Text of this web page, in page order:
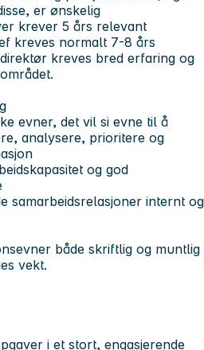
er ønskelig
krever 5 års relevant
kreves normalt 7-8 års
kreves bred erfaring og
evner, det vil si evne til å
analysere, prioritere og
og god
samarbeidsrelasjoner internt og
både skriftlig og muntlig
vekt.
i et stort, engasjerende